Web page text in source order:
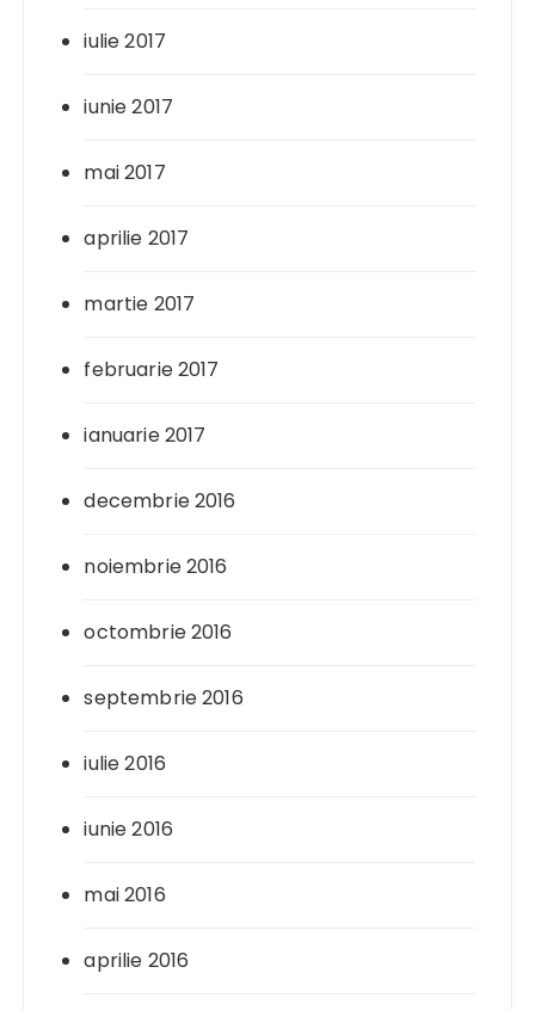
iulie 2017
iunie 2017
mai 2017
aprilie 2017
martie 2017
februarie 2017
ianuarie 2017
decembrie 2016
noiembrie 2016
octombrie 2016
septembrie 2016
iulie 2016
iunie 2016
mai 2016
aprilie 2016